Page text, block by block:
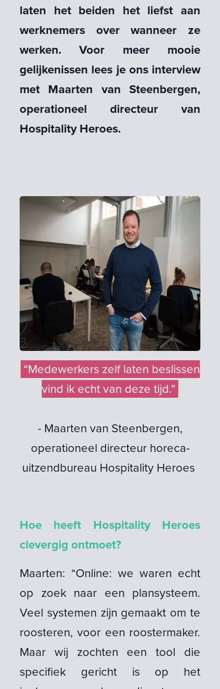
laten het beiden het liefst aan
werknemers over wanneer ze
werken. Voor meer mooie
gelijkenissen lees je ons interview
met Maarten van Steenbergen,
operationeel directeur van
Hospitality Heroes.
“Medewerkers zelf laten beslissen
vind ik echt van deze tijd.”
- Maarten van Steenbergen,
operationeel directeur horeca-
uitzendbureau Hospitality Heroes
Hoe heeft Hospitality Heroes
clevergig ontmoet?
Maarten: “Online: we waren echt
op zoek naar een plansysteem.
Veel systemen zijn gemaakt om te
roosteren, voor een roostermaker.
Maar wij zochten een tool die
specifiek gericht is op het